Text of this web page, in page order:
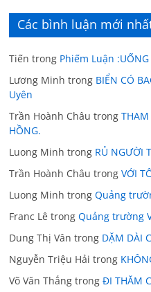
Các bình luận mới
Tiến trong Phiếm Luận :UỐNG
Lương Minh trong BIỂN CÓ
Uyên
Trần Hoành Châu trong
HỒNG.
Luong Minh trong RỦ NGƯỜI
Trần Hoành Châu trongVỚI
Luong Minh trongQuảng
Franc Lê trongQuảng trường
Dung Thị Vân trong DẶM DÀI
Nguyễn Triệu Hải trong
Võ Văn Thắng trongĐI THĂM